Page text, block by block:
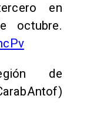
en
octubre.
de